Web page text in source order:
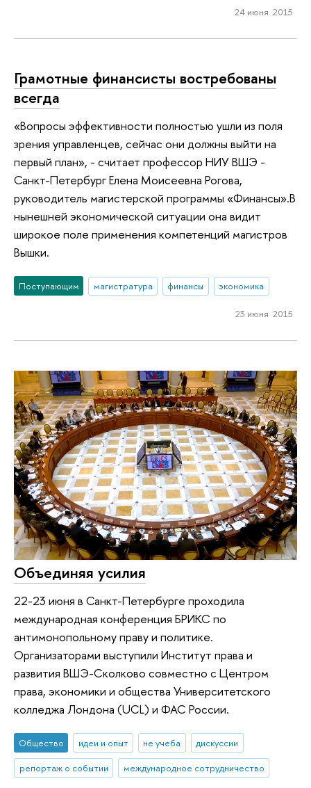
24 июня 2015
Грамотные финансисты востребованы
всегда
«Вопросы эффективности полностью ушли из поля
зрения управленцев, сейчас они должны выйти на
первый план», - считает профессор НИУ ВШЭ -
Санкт-Петербург Елена Моисеевна Рогова,
руководитель магистерской программы «Финансы».В
нынешней экономической ситуации она видит
широкое поле применения компетенций магистров
Вышки.
Поступающим магистратура финансы экономика
23 июня 2015
Объединяя усилия
22-23 июня в Санкт-Петербурге проходила
международная конференция БРИКС по
антимонопольному праву и политике.
Организаторами выступили Институт права и
развития ВШЭ-Сколково совместно с Центром
права, экономики и общества Университетского
колледжа Лондона (UCL) и ФАС России.
Общество идеи и опыт не учеба
дискуссии
репортаж о событии
международное сотрудничество